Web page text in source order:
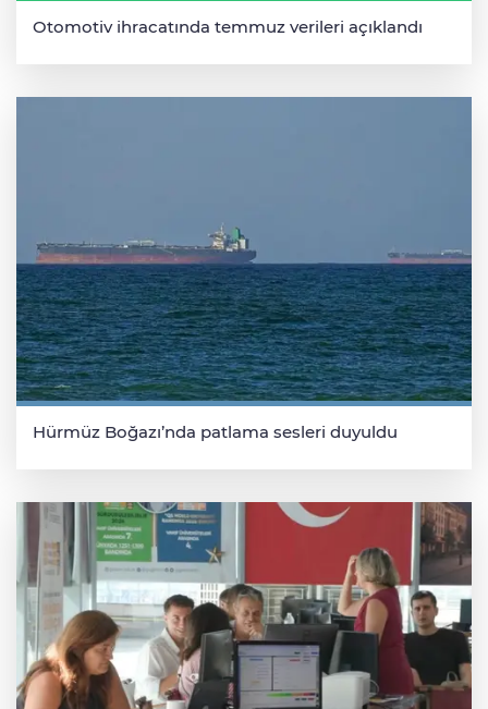
Otomotiv ihracatında temmuz verileri açıklandı
Hürmüz Boğazı’nda patlama sesleri duyuldu